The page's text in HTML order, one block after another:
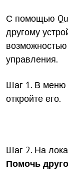
С помощью
другому
управления.
Шаг 1. В меню
откройте его.
Шаг 2. На
Помочь